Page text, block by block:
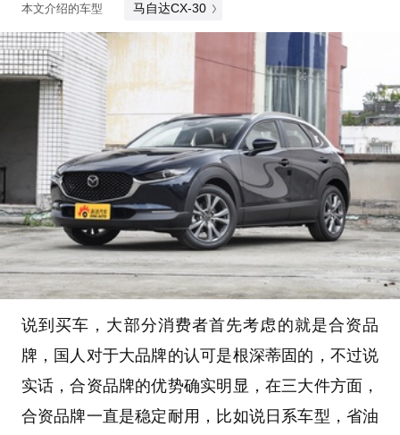
本文介绍的车型 马自达CX-30
说到买车，大部分消费者首先考虑的就是合资品
牌，国人对于大品牌的认可是根深蒂固的，不过说
实话，合资品牌的优势确实明显，在三大件方面，
合资品牌一直是稳定耐用，比如说日系车型，省油